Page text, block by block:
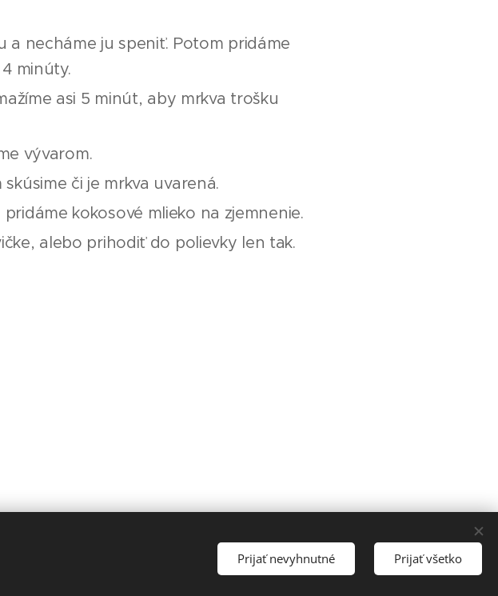
a necháme ju speniť. Potom pridáme
minúty.
asi 5 minút, aby mrkva trošku
vývarom.
či je mrkva uvarená.
kokosové mlieko na zjemnenie.
alebo prihodiť do polievky len tak.
Prijať nevyhnutné Prijať všetko